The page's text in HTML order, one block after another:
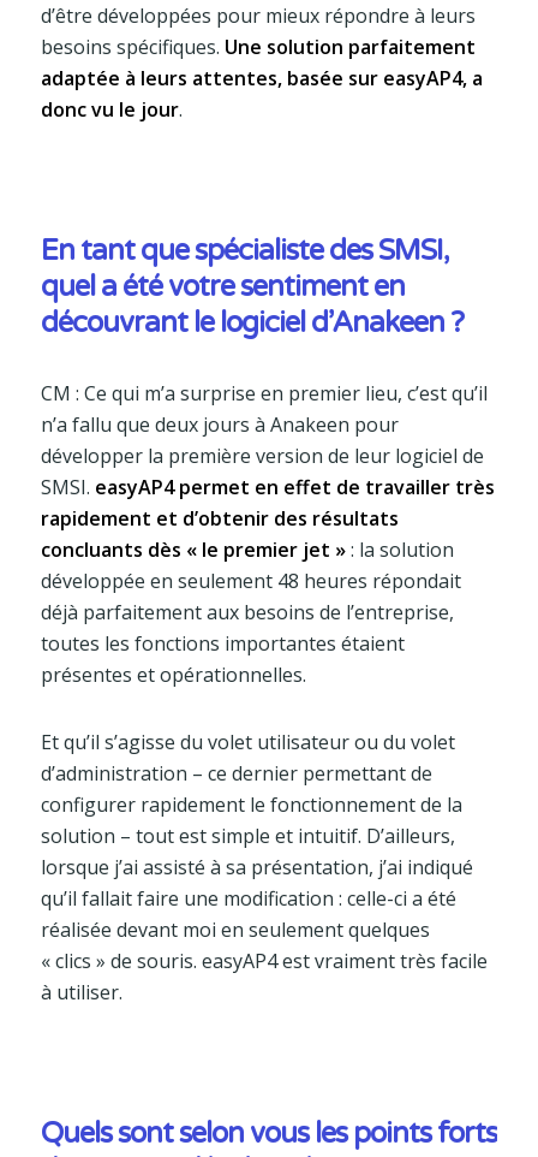
d’être développées pour mieux répondre à leurs
besoins spécifiques. Une solution parfaitement
adaptée à leurs attentes, basée sur easyAP4, a
donc vu le jour.
En tant que spécialiste des SMSI,
quel a été votre sentiment en
découvrant le logiciel d’Anakeen ?
CM : Ce qui m’a surprise en premier lieu, c’est qu’il
n’a fallu que deux jours à Anakeen pour
développer la première version de leur logiciel de
SMSI. easyAP4 permet en effet de travailler très
rapidement et d’obtenir des résultats
concluants dès « le premier jet »: la solution
développée en seulement 48 heures répondait
déjà parfaitement aux besoins de l’entreprise,
toutes les fonctions importantes étaient
présentes et opérationnelles.
Et qu’il s’agisse du volet utilisateur ou du volet
d’administration – ce dernier permettant de
configurer rapidement le fonctionnement de la
solution – tout est simple et intuitif. D’ailleurs,
lorsque j’ai assisté à sa présentation, j’ai indiqué
qu’il fallait faire une modification : celle-ci a été
réalisée devant moi en seulement quelques
« clics » de souris. easyAP4 est vraiment très facile
à utiliser.
Quels sont selon vous les points forts